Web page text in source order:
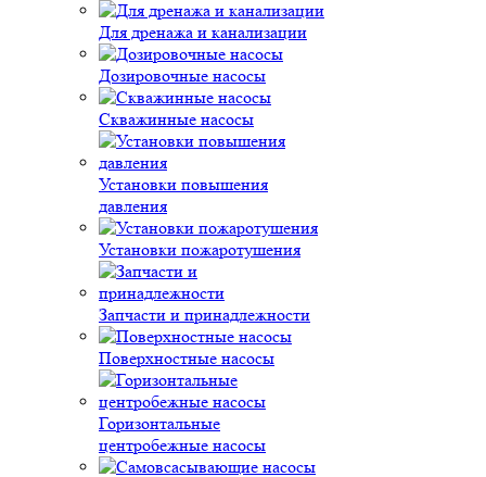
Для дренажа и канализации
Дозировочные насосы
Скважинные насосы
Установки повышения
давления
Установки пожаротушения
Запчасти и принадлежности
Поверхностные насосы
Горизонтальные
центробежные насосы